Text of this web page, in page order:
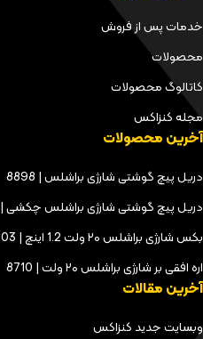
خدمات پس از فروش
محصولات
کاتالوگ محصولات
مجله کنزاکس
آخرین محصولات
دریل پیچ گوشتی شارژی براشلس | 8898
دریل پیچ گوشتی شارژی براشلس چکشی | 8861P
بکس شارژی براشلس ۲۰ ولت 1.2 اینچ | 8803
اره افقی بر شارژی براشلس ۲۰ ولت | 8710
آخرین مقالات
وبسایت جدید کنزاکس